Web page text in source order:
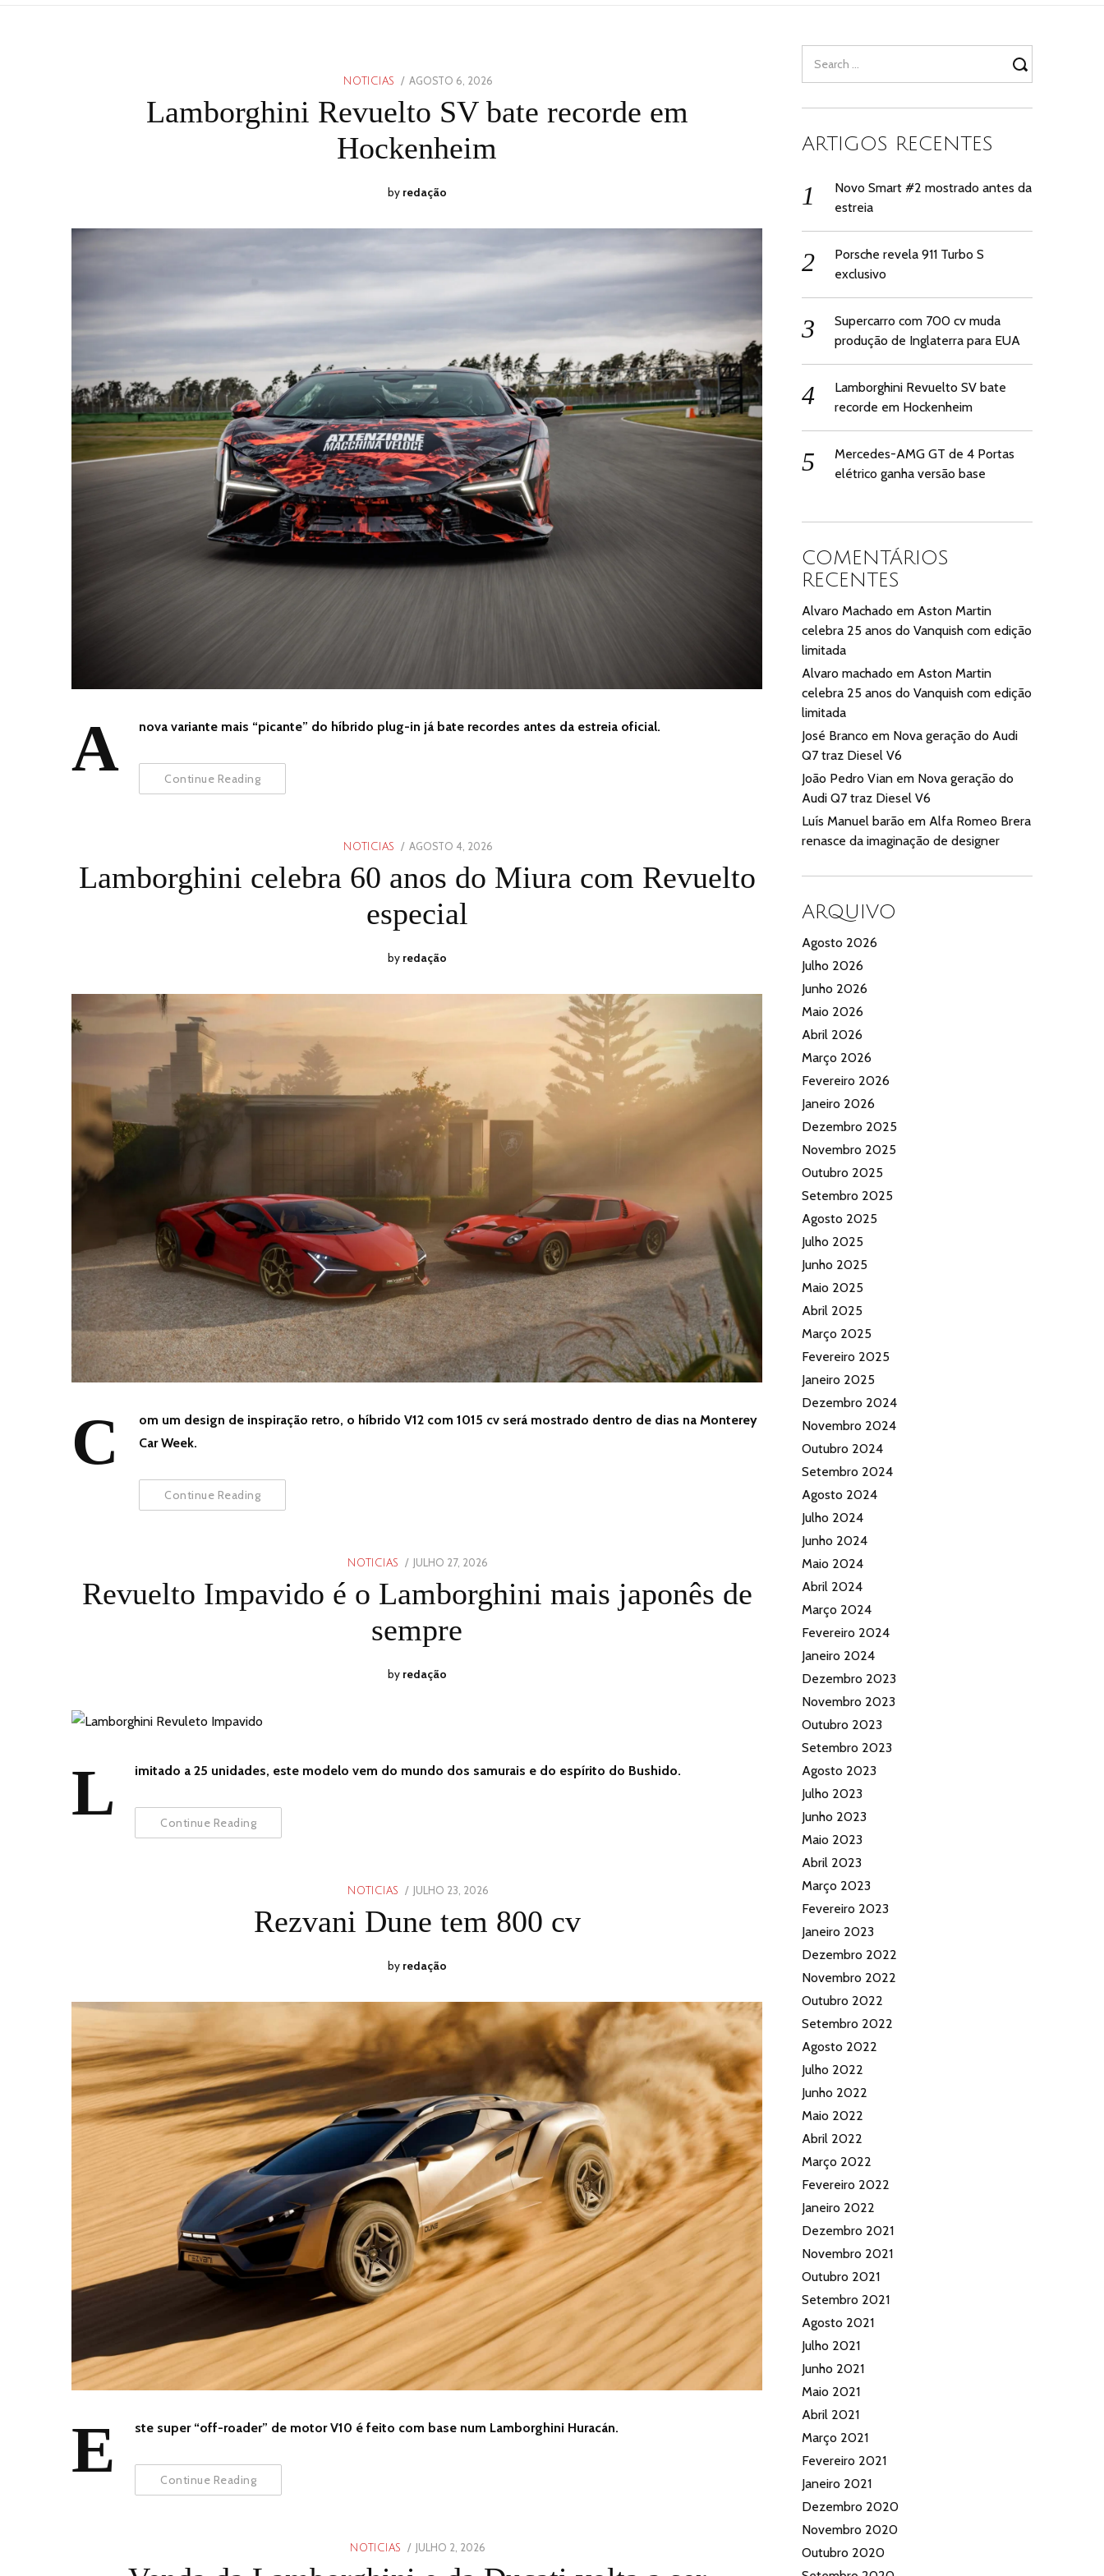
NOTICIAS
POSTED
AGOSTO 6, 2026
2026
Lamborghini Revuelto SV bate recorde em
Hockenheim
by redação
A nova variante mais “picante” do híbrido plug-in já bate recordes antes da estreia oficial.
Continue Reading
NOTICIAS
POSTED
AGOSTO 4, 2026
3,
2026
Lamborghini celebra 60 anos do Miura com Revuelto
especial
by redação
C
om um design de inspiração retro, o híbrido V12 com 1015 cv será mostrado dentro de dias na Monterey
Car Week.
Continue Reading
NOTICIAS
POSTED
JULHO 27, 2026
27,
2026
Revuelto Impavido é o Lamborghini mais japonês de
sempre
by redação
L imitado a 25 unidades, este modelo vem do mundo dos samurais e do espírito do Bushido.
Continue Reading
NOTICIAS
POSTED
JULHO 23, 2026
23,
2026
Rezvani Dune tem 800 cv
by redação
E ste super “off-roader” de motor V10 é feito com base num Lamborghini Huracán.
Continue Reading
NOTICIAS
POSTED
JULHO 2, 2026
2,
for:
ARTIGOS RECENTES
Novo Smart #2 mostrado antes da
estreia
Porsche revela 911 Turbo S
exclusivo
Supercarro com 700 cv muda
produção de Inglaterra para EUA
Lamborghini Revuelto SV bate
recorde em Hockenheim
Mercedes-AMG GT de 4 Portas
elétrico ganha versão base
COMENTÁRIOS
RECENTES
Alvaro Machado emAston Martin
celebra 25 anos do Vanquish com edição
limitada
Alvaro machado emAston Martin
celebra 25 anos do Vanquish com edição
limitada
José Branco em Nova geração do Audi
Q7 traz Diesel V6
João Pedro Vian em Nova geração do
Audi Q7 traz Diesel V6
Luís Manuel barão emAlfa Romeo Brera
renasce da imaginação de designer
ARQUIVO
Agosto 2026
Julho 2026
Junho 2026
Maio 2026
Abril 2026
Março 2026
Fevereiro 2026
Janeiro 2026
Dezembro 2025
Novembro 2025
Outubro 2025
Setembro 2025
Agosto 2025
Julho 2025
Junho 2025
Maio 2025
Abril 2025
Março 2025
Fevereiro 2025
Janeiro 2025
Dezembro 2024
Novembro 2024
Outubro 2024
Setembro 2024
Agosto 2024
Julho 2024
Junho 2024
Maio 2024
Abril 2024
Março 2024
Fevereiro 2024
Janeiro 2024
Dezembro 2023
Novembro 2023
Outubro 2023
Setembro 2023
Agosto 2023
Julho 2023
Junho 2023
Maio 2023
Abril 2023
Março 2023
Fevereiro 2023
Janeiro 2023
Dezembro 2022
Novembro 2022
Outubro 2022
Setembro 2022
Agosto 2022
Julho 2022
Junho 2022
Maio 2022
Abril 2022
Março 2022
Fevereiro 2022
Janeiro 2022
Dezembro 2021
Novembro 2021
Outubro 2021
Setembro 2021
Agosto 2021
Julho 2021
Junho 2021
Maio 2021
Abril 2021
Março 2021
Fevereiro 2021
Janeiro 2021
Dezembro 2020
Novembro 2020
Outubro 2020